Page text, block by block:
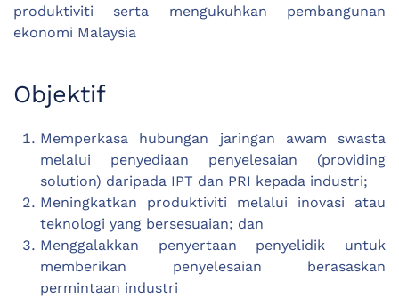
produktiviti serta mengukuhkan pembangunan
ekonomi Malaysia
Objektif
Memperkasa hubungan jaringan awam swasta
melalui penyediaan penyelesaian (providing
solution) daripada IPT dan PRI kepada industri;
Meningkatkan produktiviti melalui inovasi atau
teknologi yang bersesuaian; dan
Menggalakkan penyertaan penyelidik untuk
memberikan penyelesaian berasaskan
permintaan industri